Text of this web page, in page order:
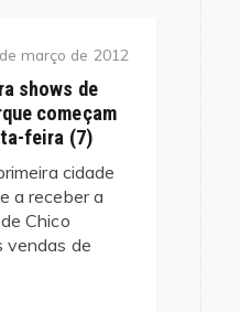
março de 2012
shows de
começam
feira (7)
cidade
a receber a
Chico
vendas de